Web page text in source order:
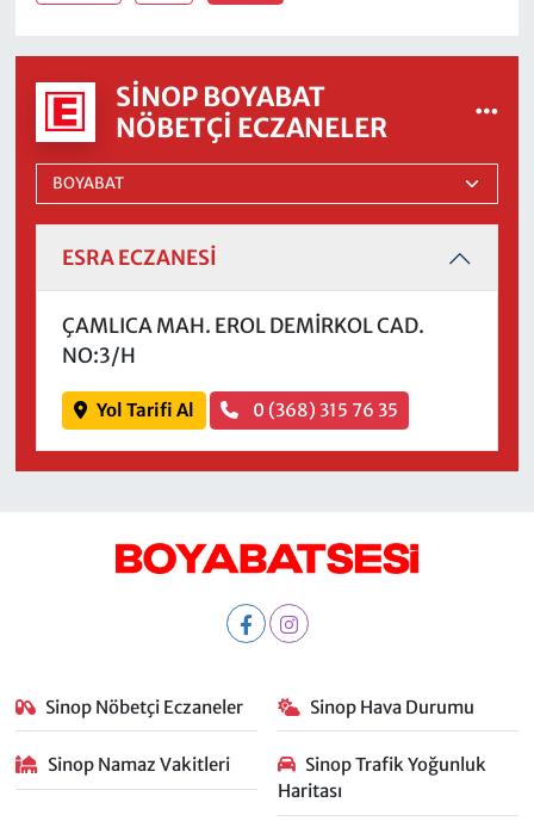
SINOP BOYABAT
NÖBETÇI ECZANELER
ESRA ECZANESİ
ÇAMLICA MAH. EROL DEMİRKOL CAD.
NO:3/H
Yol Tarifi Al 0 (368) 315 76 35
Sinop Nöbetçi Eczaneler Sinop Hava Durumu
Sinop Namaz Vakitleri
Sinop Trafik Yoğunluk
Haritası